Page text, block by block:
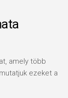
amely több
ezeket a